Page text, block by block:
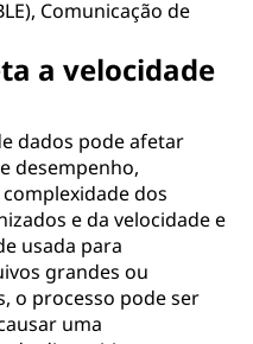
Comunicação de
a velocidade
dados pode afetar
desempenho,
dos
e da velocidade e
usada para
grandes ou
o processo pode ser
uma